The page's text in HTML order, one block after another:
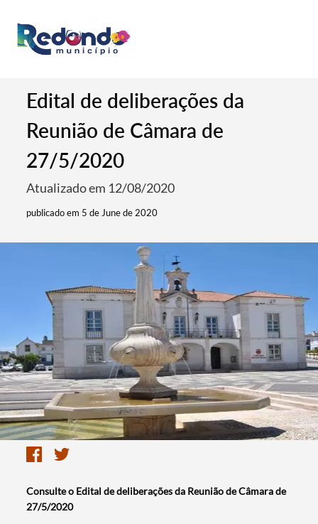
Edital de deliberações da
Reunião de Câmara de
27/5/2020
Atualizado em 12/08/2020
publicado em 5 de June de 2020
Consulte o Edital de deliberações da Reunião de Câmara de
27/5/2020